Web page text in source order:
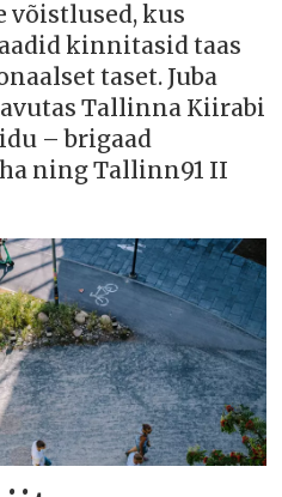
kus
kinnitasid taas
taset. Juba
Tallinna Kiirabi
– brigaad
ning Tallinn91 II